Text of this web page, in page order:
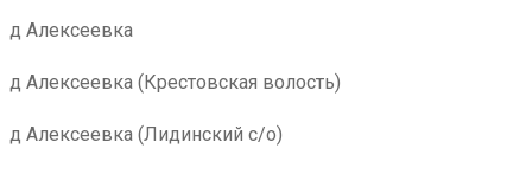
д Алексеевка
д Алексеевка (Крестовская волость)
д Алексеевка (Лидинский с/о)